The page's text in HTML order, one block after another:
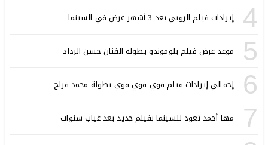
4 إيرادات فيلم الروبي بعد 3 أشهر عرض في السينما
5 موعد عرض فيلم بلوموندو بطولة الفنان حسن الرداد
6 إجمالي إيرادات فيلم فوي فوي فوي بطولة محمد فراج
7 مها أحمد تعود للسينما بفيلم جديد بعد غياب سنوات